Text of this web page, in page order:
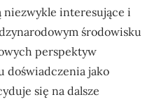
niezwykle interesujące i
środowisku
perspektyw
doświadczenia jako
się na dalsze